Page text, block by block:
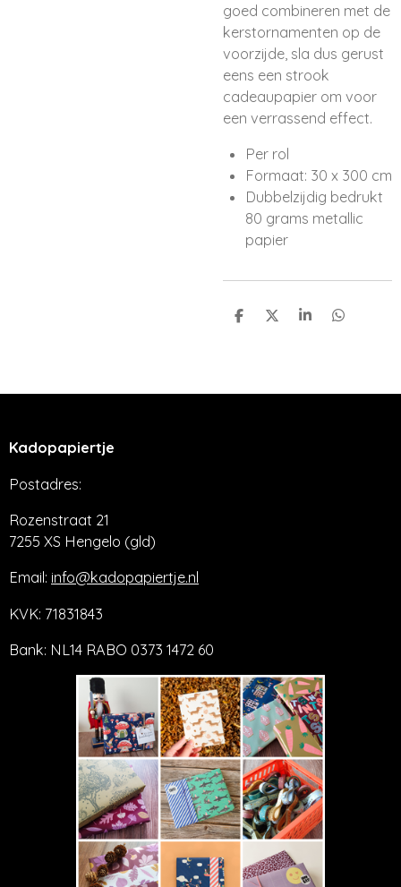
goed combineren met de
kerstornamenten op de
voorzijde, sla dus gerust
eens een strook
cadeaupapier om voor
een verrassend effect.
Per rol
Formaat: 30 x 300 cm
Dubbelzijdig bedrukt
80 grams metallic
papier
D
D
S
D
Kadopapiertje
Postadres:
Rozenstraat 21
7255 XS Hengelo (gld)
Email: info@kadopapiertje.nl
KVK: 71831843
Bank: NL14 RABO 0373 1472 60